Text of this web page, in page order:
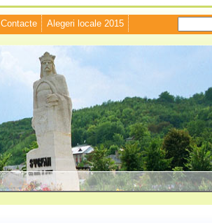
Contacte Alegeri locale 2015